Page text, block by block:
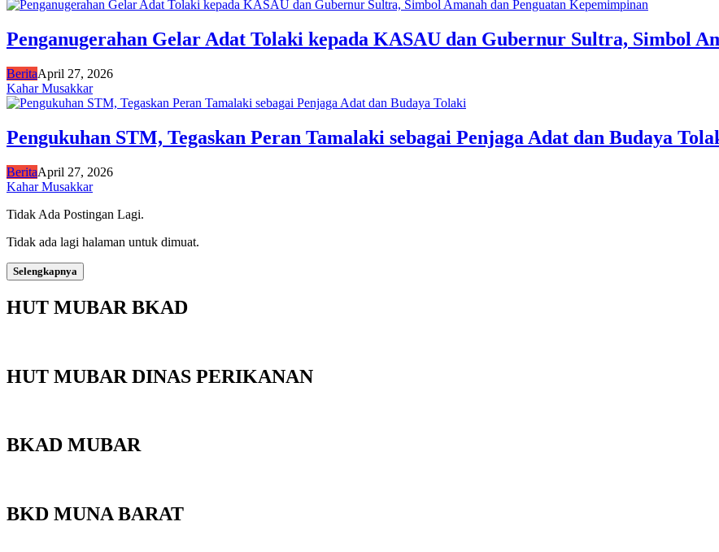
Penganugerahan Gelar Adat Tolaki kepada KASAU dan Gubernur Sultra, Simbol
BeritaApril 27, 2026
Kahar Musakkar
Pengukuhan STM, Tegaskan Peran Tamalaki sebagai Penjaga Adat dan Budaya
BeritaApril 27, 2026
Kahar Musakkar
Tidak Ada Postingan Lagi.
Tidak ada lagi halaman untuk dimuat.
Selengkapnya
HUT MUBAR BKAD
HUT MUBAR DINAS PERIKANAN
BKAD MUBAR
BKD MUNA BARAT